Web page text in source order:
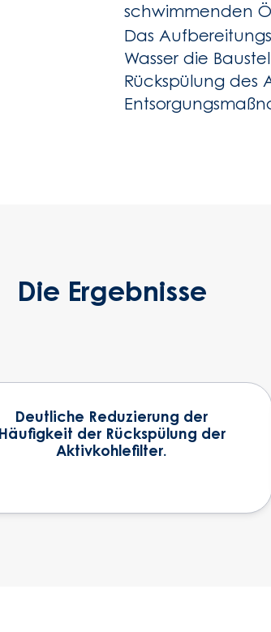
schwimmenden
Das
Wasser die
Rückspülung des
Die Ergebnisse
Deutliche Reduzierung der
Häufigkeit der Rückspülung der
Aktivkohlefilter.